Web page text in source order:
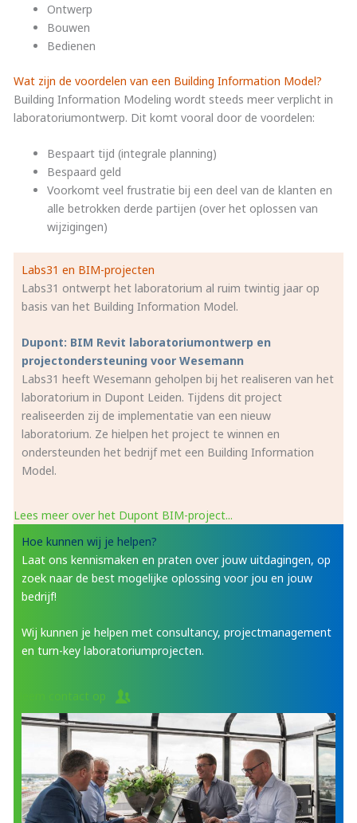
Ontwerp
Bouwen
Bedienen
Wat zijn de voordelen van een Building Information Model?
Building Information Modeling wordt steeds meer verplicht in
laboratoriumontwerp. Dit komt vooral door de voordelen:
Bespaart tijd (integrale planning)
Bespaard geld
Voorkomt veel frustratie bij een deel van de klanten en
alle betrokken derde partijen (over het oplossen van
wijzigingen)
Labs31 en BIM-projecten
Labs31 ontwerpt het laboratorium al ruim twintig jaar op
basis van het Building Information Model.
Dupont: BIM Revit laboratoriumontwerp en
projectondersteuning voor Wesemann
Labs31 heeft Wesemann geholpen bij het realiseren van het
laboratorium in Dupont Leiden. Tijdens dit project
realiseerden zij de implementatie van een nieuw
laboratorium. Ze hielpen het project te winnen en
ondersteunden het bedrijf met een Building Information
Model.
Lees meer over het Dupont BIM-project...
Hoe kunnen wij je helpen?
Laat ons kennismaken en praten over jouw uitdagingen, op
zoek naar de best mogelijke oplossing voor jou en jouw
bedrijf!
Wij kunnen je helpen met consultancy, projectmanagement
en turn-key laboratoriumprojecten.
Neem contact op